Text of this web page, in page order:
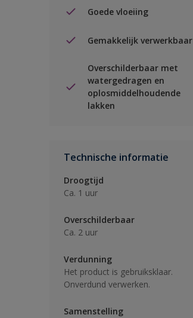
Goede vloeiing
Gemakkelijk verwerkbaar
Overschilderbaar met
watergedragen en
oplosmiddelhoudende
lakken
Technische informatie
Droogtijd
Ca. 1 uur
Overschilderbaar
Ca. 2 uur
Verdunning
Het product is gebruiksklaar.
Onverdund verwerken.
Samenstelling